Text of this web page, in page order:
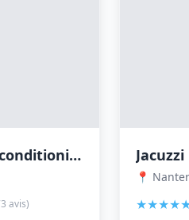
Daikin Airconditioning France - Siège Social
avis)
📍